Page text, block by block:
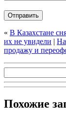
« В Казахстане
их не увидели |
продажу и
Похожие